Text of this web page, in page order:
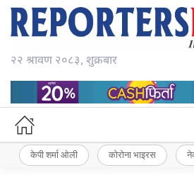
२२ श्रावण २०८३, शुक्रबार
केपी शर्मा ओली कोरोना भाइरस